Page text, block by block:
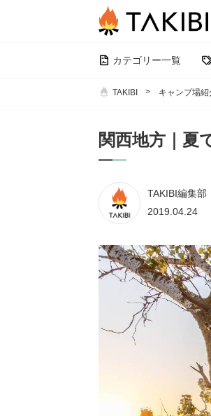
カテゴリー一覧
TAKIBI キャンプ場紹
関西地方｜夏
TAKIBI編集部
2019.04.24